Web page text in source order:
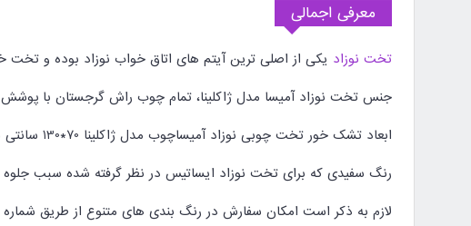
معرفی اجمالی
تخت نوزاد یکی از اصلی ترین آیتم های اتاق خواب نوزاد بوده و
جنس تخت نوزاد آمیسا مدل ژاکلینا، تمام چوب راش گرجستان با
ابعاد تشک خور تخت چوبی نوزاد آمیساچوب مدل ژاکلینا 70*130 سانتی متر بوده و تا 7 سالگی کودک قابل استفاده می باشد.
رنگ سفیدی که برای تخت نوزاد ایساتیس در نظر گرفته شده سبب
لازم به ذکر است امکان سفارش در رنگ بندی های متنوع از طریق